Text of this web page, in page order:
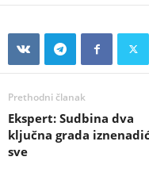
Prethodni članak
Ekspert: Sudbina dva
ključna grada
sve